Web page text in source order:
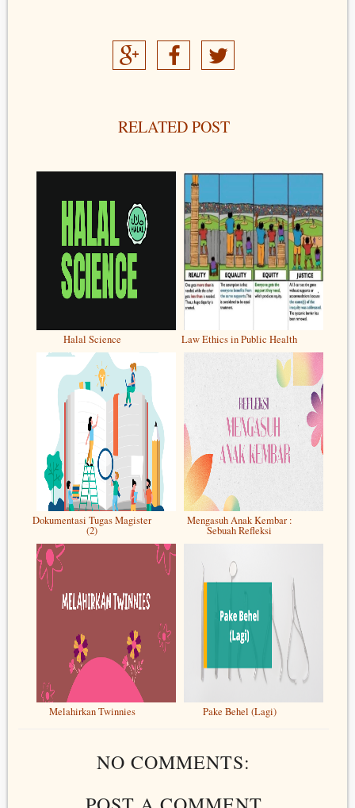
RELATED POST
Halal Science Law Ethics in Public Health
Dokumentasi Tugas Magister
(2)
Mengasuh Anak Kembar :
Sebuah Refleksi
Melahirkan Twinnies Pake Behel (Lagi)
NO COMMENTS: